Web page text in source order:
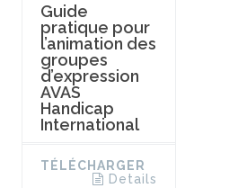
Guide
pratique pour
l’animation des
groupes
d’expression
AVAS
Handicap
International
TÉLÉCHARGER
Details